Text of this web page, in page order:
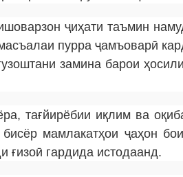
ҷиҳати таъмин
пурра ҷамъоварӣ
замина барои
тағйирёбии иқлим ва
мамлакатҳои ҷаҳон
ғизоӣ гардида истодаанд.